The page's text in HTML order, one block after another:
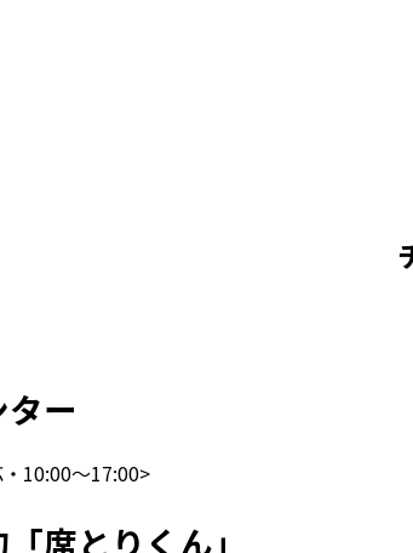
ー
10:00～17:00>
席とりくん」